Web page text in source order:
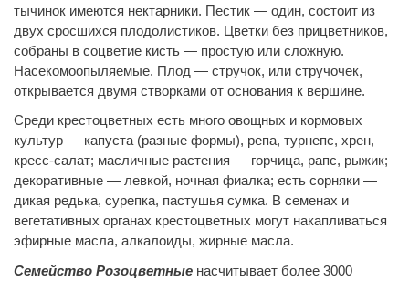
тычинок имеются нектарники. Пестик — один, состоит из
двух сросшихся плодолистиков. Цветки без прицветников,
собраны в соцветие кисть — простую или сложную.
Насекомоопыляемые. Плод — стручок, или стручочек,
открывается двумя створками от основания к вершине.
Среди крестоцветных есть много овощных и кормовых
культур — капуста (разные формы), репа, турнепс, хрен,
кресс-салат; масличные растения — горчица, рапс, рыжик;
декоративные — левкой, ночная фиалка; есть сорняки —
дикая редька, сурепка, пастушья сумка. В семенах и
вегетативных органах крестоцветных могут накапливаться
эфирные масла, алкалоиды, жирные масла.
Семейство Розоцветные насчитывает более 3000